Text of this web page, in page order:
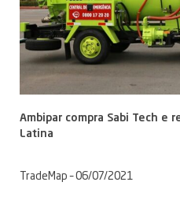
Ambipar compra Sabi Tech e
Latina
TradeMap – 06/07/2021